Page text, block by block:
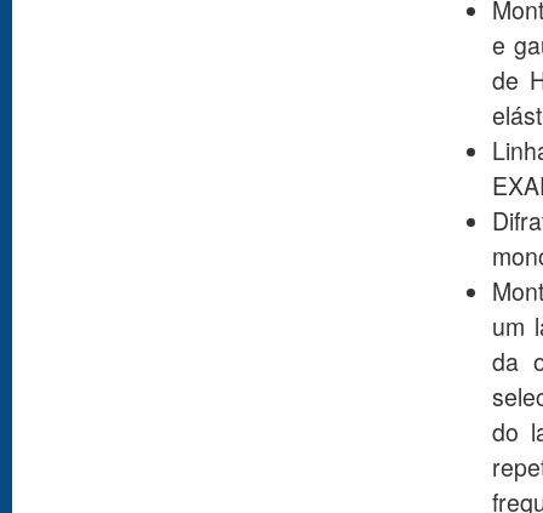
e
de
um
da
do